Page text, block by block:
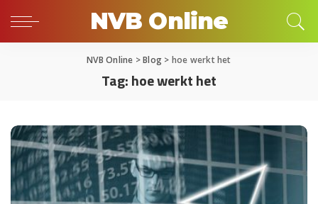
NVB Online
NVB Online >Blog > hoe werkt het
Tag:hoe werkt het